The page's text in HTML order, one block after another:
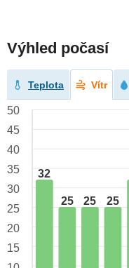
Výhled počasí
Teplota Vítr
32
25 25 25
50
45
40
35
30
25
20
15